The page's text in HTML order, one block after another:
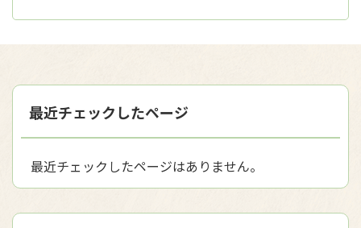
最近チェックしたページ
最近チェックしたページはありません。